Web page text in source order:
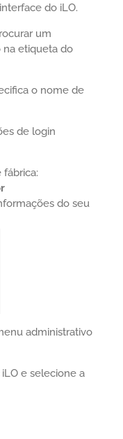
do iLO.
um
na etiqueta do
o nome de
de login
do seu
administrativo
e selecione a